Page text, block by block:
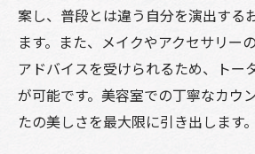
案し、普段とは違う自分を演出する
ます。また、メイクやアクセサリー
アドバイスを受けられるため、トー
が可能です。美容室での丁寧なカウ
たの美しさを最大限に引き出します。